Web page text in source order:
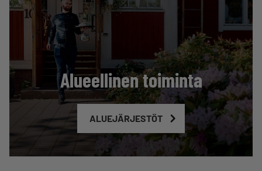
Alueellinen toiminta
ALUEJÄRJESTÖT